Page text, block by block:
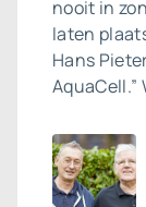
nooit in
laten
Hans
AquaCell.”